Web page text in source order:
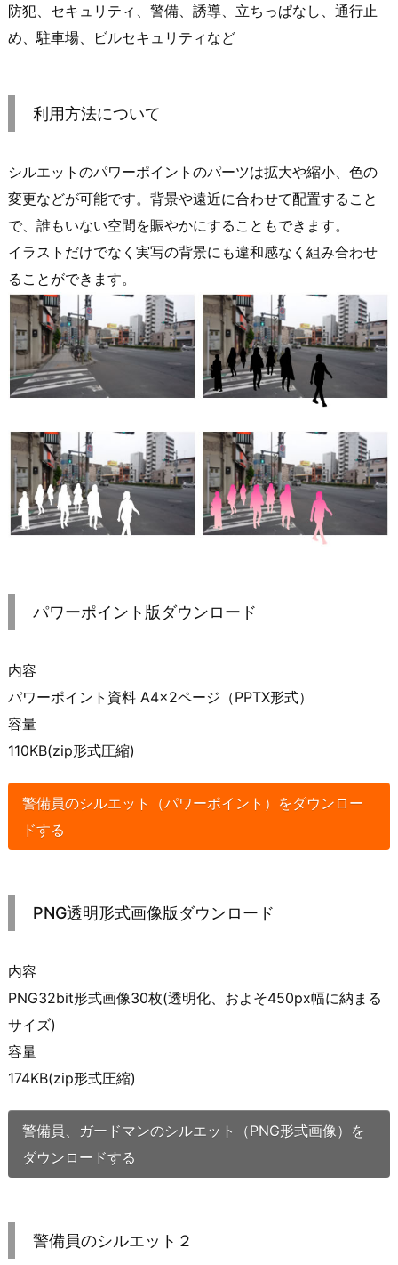
防犯、セキュリティ、警備、誘導、立ちっぱなし、通行止
め、駐車場、ビルセキュリティなど
利用方法について
シルエットのパワーポイントのパーツは拡大や縮小、色の
変更などが可能です。背景や遠近に合わせて配置すること
で、誰もいない空間を賑やかにすることもできます。
イラストだけでなく実写の背景にも違和感なく組み合わせ
ることができます。
パワーポイント版ダウンロード
内容
パワーポイント資料 A4×2ページ（PPTX形式）
容量
110KB(zip形式圧縮)
警備員のシルエット（パワーポイント）をダウンロー
ドする
PNG透明形式画像版ダウンロード
内容
PNG32bit形式画像30枚(透明化、およそ450px幅に納まる
サイズ)
容量
174KB(zip形式圧縮)
警備員、ガードマンのシルエット（PNG形式画像）を
ダウンロードする
警備員のシルエット２